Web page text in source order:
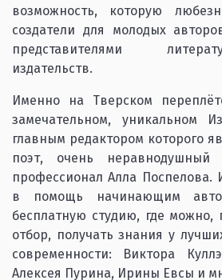
возможность, которую
создатели для молодых
представителями
издательств.
Именно на Тверском
замечательном, уникальном
главным редактором которого
поэт, очень неравнодушный
профессионал Алла Поспелова.
в помощь начинающим
бесплатную студию, где можно,
отбор, получать знания у
современности: Виктора
Алексея Пурина, Ирины Евсы и